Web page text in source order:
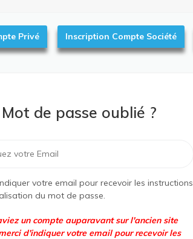
Privé Inscription Compte Société
Mot de passe oublié ?
votre email pour recevoir les instructions
du mot de passe.
un compte auparavant sur l'ancien site
d'indiquer votre email pour recevoir les